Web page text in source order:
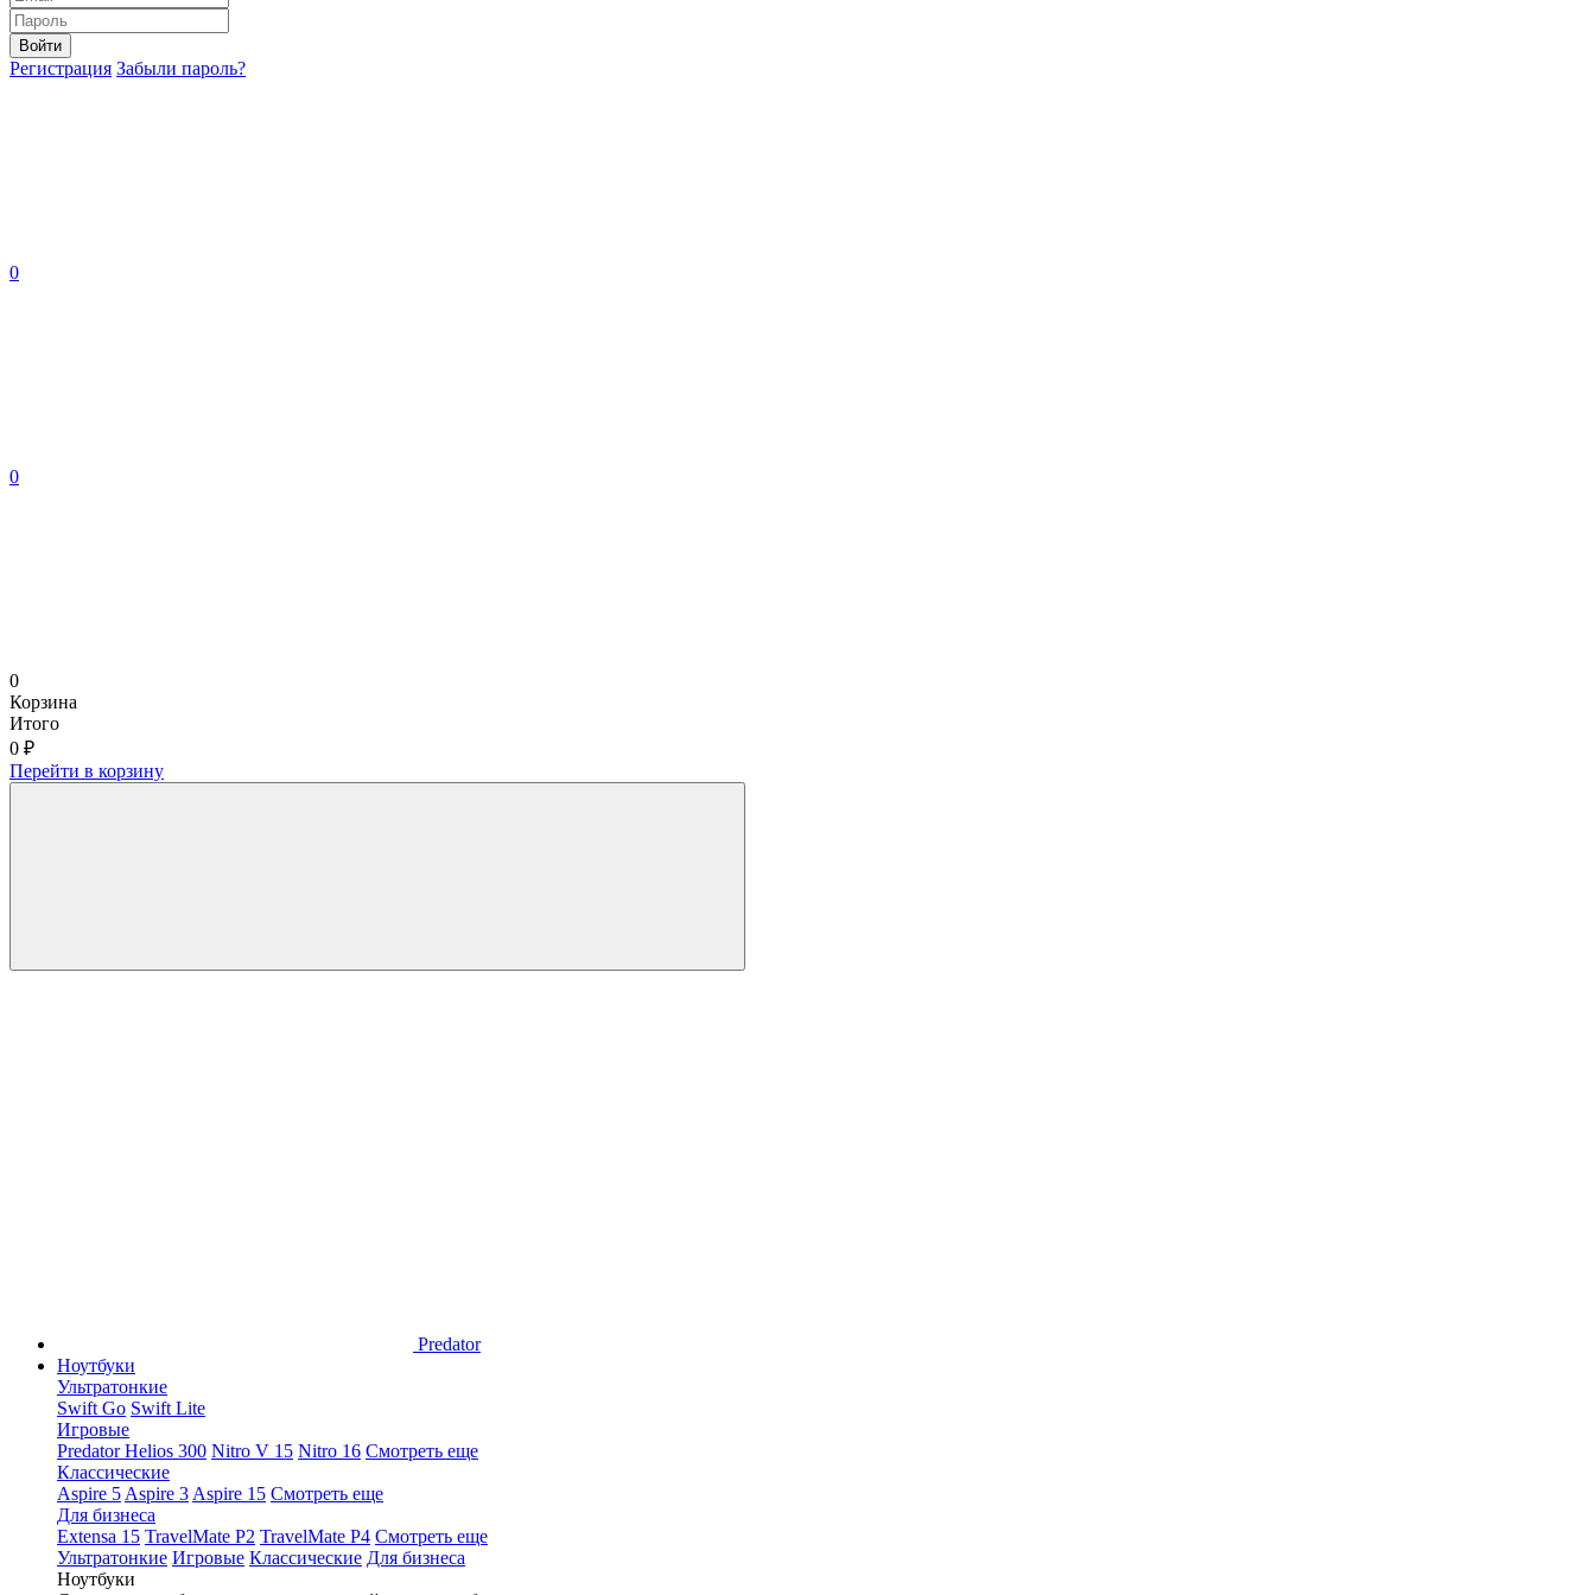
Войти
Регистрация Забыли пароль?
0
0
0
Корзина
Итого
0 ₽
Перейти в корзину
Predator
Ноутбуки
Ультратонкие
Swift Go Swift Lite
Игровые
Predator Helios 300 Nitro V 15 Nitro 16 Смотреть еще
Классические
Aspire 5 Aspire 3 Aspire 15 Смотреть еще
Для бизнеса
Extensa 15 TravelMate P2 TravelMate P4 Смотреть еще
Ультратонкие Игровые Классические Для бизнеса
Ноутбуки